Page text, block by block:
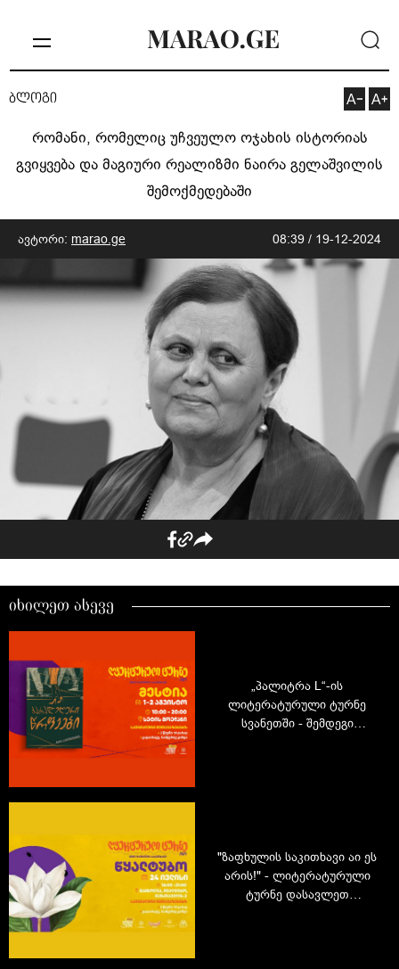
ბლოგი
რომანი, რომელიც უჩვეულო ოჯახის ისტორიას
გვიყვება და მაგიური რეალიზმი ნაირა გელაშვილის
შემოქმედებაში
ავტორი: marao.ge 08:39 / 19-12-2024
იხილეთ ასევე
„პალიტრა L“-ის
ლიტერატურული ტურნე
სვანეთში - შემდეგი
"ზაფხულის საკითხავი აი ეს
არის!" - ლიტერატურული
ტურნე დასავლეთ